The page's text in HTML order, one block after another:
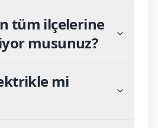
tüm ilçelerine
musunuz?
mi